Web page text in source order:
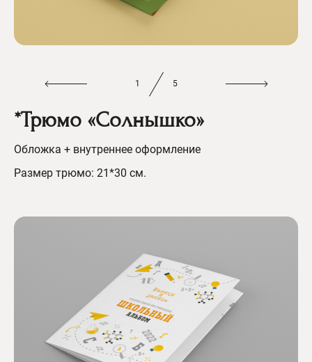
1 5
*Трюмо «Солнышко»
Обложка + внутреннее оформление
Размер трюмо: 21*30 см.